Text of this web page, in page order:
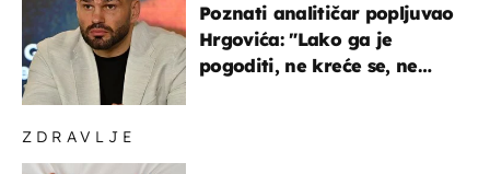
ZDRAVLJE
Poznati analitičar popljuvao
Hrgovića: "Lako ga je
pogoditi, ne kreće se, ne